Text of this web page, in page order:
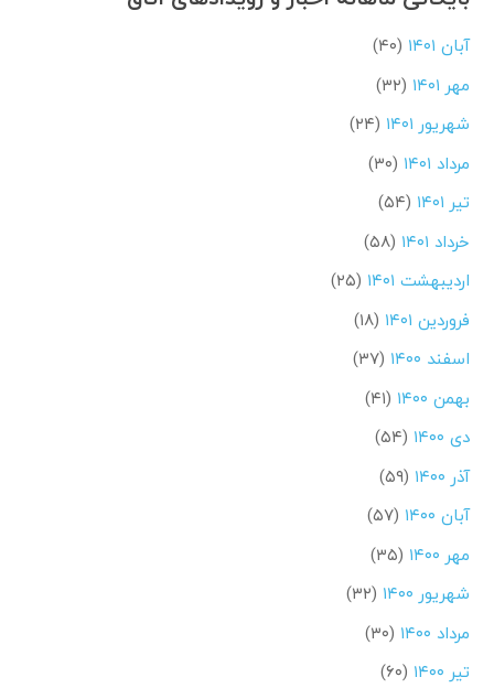
آبان ۱۴۰۱
(۴۰)
مهر ۱۴۰۱
(۳۲)
شهریور ۱۴۰۱
(۲۴)
مرداد ۱۴۰۱
(۳۰)
تیر ۱۴۰۱
(۵۴)
خرداد ۱۴۰۱
(۵۸)
اردیبهشت ۱۴۰۱
(۲۵)
فروردین ۱۴۰۱
(۱۸)
اسفند ۱۴۰۰
(۳۷)
بهمن ۱۴۰۰
(۴۱)
دی ۱۴۰۰
(۵۴)
آذر ۱۴۰۰
(۵۹)
آبان ۱۴۰۰
(۵۷)
مهر ۱۴۰۰
(۳۵)
شهریور ۱۴۰۰
(۳۲)
مرداد ۱۴۰۰
(۳۰)
تیر ۱۴۰۰
(۶۰)